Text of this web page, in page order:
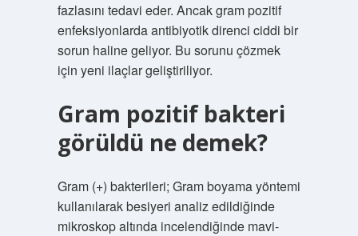
fazlasını tedavi eder. Ancak gram pozitif
enfeksiyonlarda antibiyotik direnci ciddi bir
sorun haline geliyor. Bu sorunu çözmek
için yeni ilaçlar geliştiriliyor.
Gram pozitif bakteri
görüldü ne demek?
Gram (+) bakterileri; Gram boyama yöntemi
kullanılarak besiyeri analiz edildiğinde
mikroskop altında incelendiğinde mavi-